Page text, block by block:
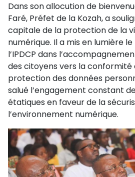
Dans son allocution de
Faré, Préfet de la Kozah, a
capitale de la protection de la
numérique. Il a mis en lumière
l’IPDCP dans
des citoyens vers la conformité
protection des données
salué l’engagement constant
étatiques en faveur de la
l’environnement numérique.